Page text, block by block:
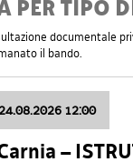
PER TIPO
documentale
il bando.
12:00
–